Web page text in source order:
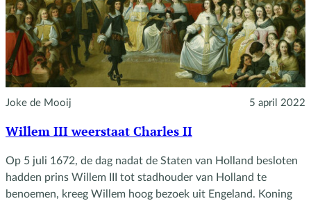
Joke de Mooij 5 april 2022
Willem III weerstaat Charles II
Op 5 juli 1672, de dag nadat de Staten van Holland besloten
hadden prins Willem III tot stadhouder van Holland te
benoemen, kreeg Willem hoog bezoek uit Engeland. Koning